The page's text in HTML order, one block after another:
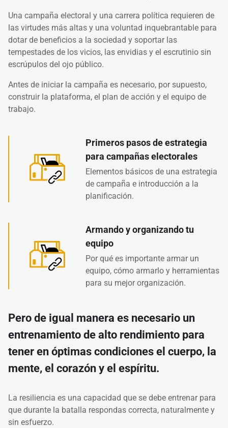
Una campaña electoral y una carrera política requieren de
las virtudes más altas y una voluntad inquebrantable para
dotar de beneficios a la sociedad y soportar las
tempestades de los vicios, las envidias y el escrutinio sin
escrúpulos del ojo público.
Antes de iniciar la campaña es necesario, por supuesto,
construir la plataforma, el plan de acción y el equipo de
trabajo.
Primeros pasos de estrategia
para campañas electorales
Elementos básicos de una estrategia
de campaña e introducción a la
planificación.
Armando y organizando tu
equipo
Por qué es importante armar un
equipo, cómo armarlo y herramientas
para su mejor organización.
Pero de igual manera es necesario un
entrenamiento de alto rendimiento para
tener en óptimas condiciones el cuerpo, la
mente, el corazón y el espíritu.
La resiliencia es una capacidad que se debe entrenar para
que durante la batalla respondas correcta, naturalmente y
sin esfuerzo.